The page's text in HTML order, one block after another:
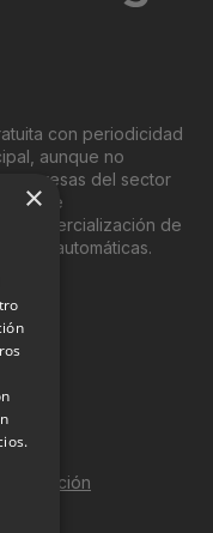
con periodicidad
aunque no
empresas del sector
conoce
comercialización de
automáticas.
×